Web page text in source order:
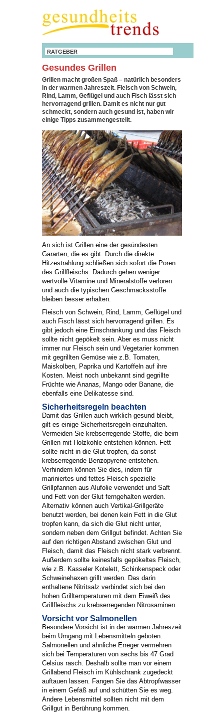
RATGEBER
Gesundes Grillen
Grillen macht großen Spaß – natürlich besonders
in der warmen Jahreszeit. Fleisch von Schwein,
Rind, Lamm, Geflügel und auch Fisch lässt sich
hervorragend grillen. Damit es nicht nur gut
schmeckt, sondern auch gesund ist, haben wir
einige Tipps zusammengestellt.
An sich ist Grillen eine der gesündesten
Gararten, die es gibt. Durch die direkte
Hitzestrahlung schließen sich sofort die Poren
des Grillfleischs. Dadurch gehen weniger
wertvolle Vitamine und Mineralstoffe verloren
und auch die typischen Geschmacksstoffe
bleiben besser erhalten.
Fleisch von Schwein, Rind, Lamm, Geflügel und
auch Fisch lässt sich hervorragend grillen. Es
gibt jedoch eine Einschränkung und das Fleisch
sollte nicht gepökelt sein. Aber es muss nicht
immer nur Fleisch sein und Vegetarier kommen
mit gegrillten Gemüse wie z.B. Tomaten,
Maiskolben, Paprika und Kartoffeln auf ihre
Kosten. Meist noch unbekannt sind gegrillte
Früchte wie Ananas, Mango oder Banane, die
ebenfalls eine Delikatesse sind.
Sicherheitsregeln beachten
Damit das Grillen auch wirklich gesund bleibt,
gilt es einige Sicherheitsregeln einzuhalten.
Vermeiden Sie krebserregende Stoffe, die beim
Grillen mit Holzkohle entstehen können. Fett
sollte nicht in die Glut tropfen, da sonst
krebserregende Benzopyrene entstehen.
Verhindern können Sie dies, indem für
mariniertes und fettes Fleisch spezielle
Grillpfannen aus Alufolie verwendet und Saft
und Fett von der Glut ferngehalten werden.
Alternativ können auch Vertikal-Grillgeräte
benutzt werden, bei denen kein Fett in die Glut
tropfen kann, da sich die Glut nicht unter,
sondern neben dem Grillgut befindet. Achten Sie
auf den richtigen Abstand zwischen Glut und
Fleisch, damit das Fleisch nicht stark verbrennt.
Außerdem sollte keinesfalls gepökeltes Fleisch,
wie z.B. Kasseler Kotelett, Schinkenspeck oder
Schweinehaxen grillt werden. Das darin
enthaltene Nitritsalz verbindet sich bei den
hohen Grilltemperaturen mit dem Eiweiß des
Grillfleischs zu krebserregenden Nitrosaminen.
Vorsicht vor Salmonellen
Besondere Vorsicht ist in der warmen Jahreszeit
beim Umgang mit Lebensmitteln geboten.
Salmonellen und ähnliche Erreger vermehren
sich bei Temperaturen von sechs bis 47 Grad
Celsius rasch. Deshalb sollte man vor einem
Grillabend Fleisch im Kühlschrank zugedeckt
auftauen lassen. Fangen Sie das Abtropfwasser
in einem Gefäß auf und schütten Sie es weg.
Andere Lebensmittel sollten nicht mit dem
Grillgut in Berührung kommen.